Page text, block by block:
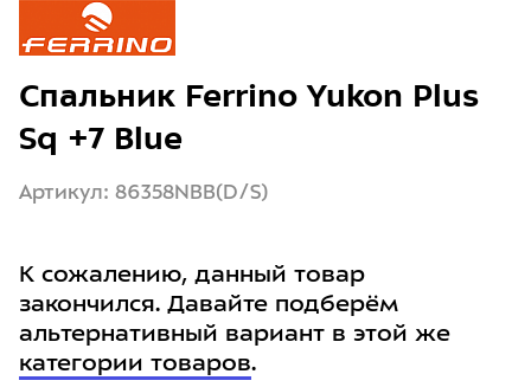
Спальник Ferrino Yukon Plus
Sq +7 Blue
Артикул: 86358NBB(D/S)
К сожалению, данный товар
закончился. Давайте подберём
альтернативный вариант в этой же
категории товаров.